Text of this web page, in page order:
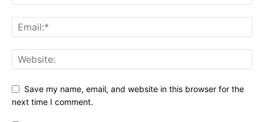
Save my name, email, and website in this browser for the
next time I comment.